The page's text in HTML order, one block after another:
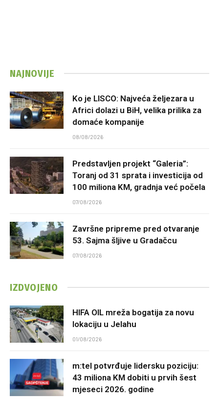
NAJNOVIJE
Ko je LISCO: Najveća željezara u
Africi dolazi u BiH, velika prilika za
domaće kompanije
08/08/2026
Predstavljen projekt “Galeria”:
Toranj od 31 sprata i investicija od
100 miliona KM, gradnja već počela
07/08/2026
Završne pripreme pred otvaranje
53. Sajma šljive u Gradačcu
07/08/2026
IZDVOJENO
HIFA OIL mreža bogatija za novu
lokaciju u Jelahu
01/08/2026
m:tel potvrđuje lidersku poziciju:
43 miliona KM dobiti u prvih šest
mjeseci 2026. godine